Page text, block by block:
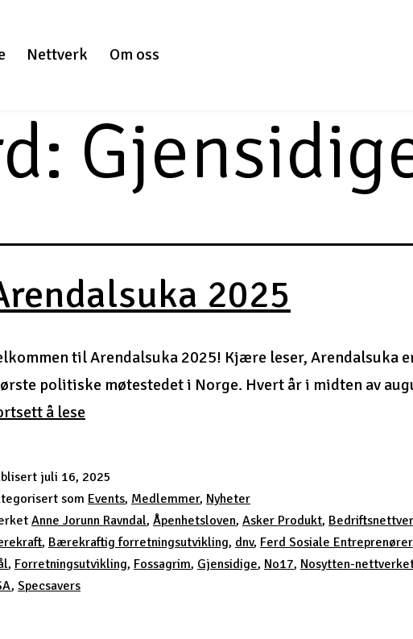
Nettverk Om oss
2025
til Arendalsuka 2025! Kjære leser, Arendalsuka
politiske møtestedet i Norge. Hvert år i midten av
å leseArendalsuka
juli 16, 2025
som Events, Medlemmer, Nyheter
Anne Jorunn Ravndal, Åpenhetsloven, Asker Produkt,
, Bærekraftig forretningsutvikling, dnv, Ferd Sosiale Entreprenører
, Forretningsutvikling, Fossagrim, Gjensidige, No17, Nosytten-
, Specsavers